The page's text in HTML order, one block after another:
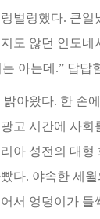
벌렁했다. 큰일
도 않던 인도
아는데.” 답답
아왔다. 한 손
고 시간에 사회
아 성전의 대형
다. 야속한 세
서 엉덩이가 들